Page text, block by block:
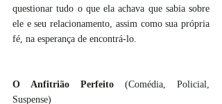
questionar tudo o que ela achava que sabia sobre
ele e seu relacionamento, assim como sua própria
fé, na esperança de encontrá-lo.
O Anfitrião Perfeito (Comédia, Policial,
Suspense)